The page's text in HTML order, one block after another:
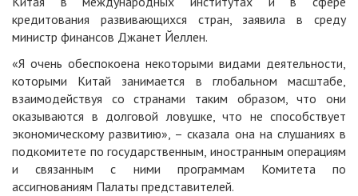
кредитования развивающихся стран, заявила в среду
министр финансов Джанет Йеллен.
«Я очень обеспокоена некоторыми видами деятельности,
которыми Китай занимается в глобальном масштабе,
взаимодействуя со странами таким образом, что они
оказываются в долговой ловушке, что не способствует
экономическому развитию», – сказала она на слушаниях в
подкомитете по государственным, иностранным операциям
и связанным с ними программам Комитета по
ассигнованиям Палаты представителей.